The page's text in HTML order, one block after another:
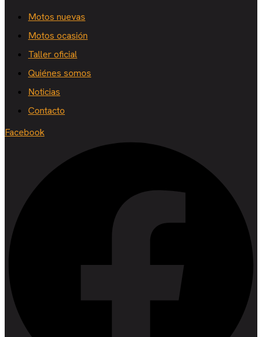
Motos nuevas
Motos ocasión
Taller oficial
Quiénes somos
Noticias
Contacto
Facebook